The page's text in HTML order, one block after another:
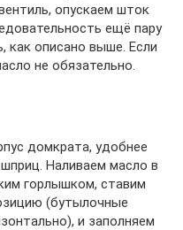
опускаем шток
ещё пару
как описано выше. Если
не обязательно.
домкрата, удобнее
Наливаем масло в
горлышком, ставим
(бутылочные
и заполняем